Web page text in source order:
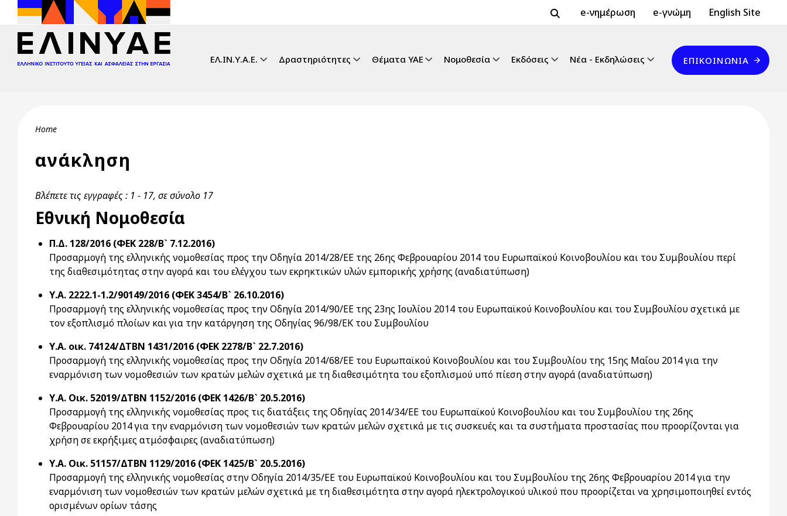
Skip to main content Header Top 2
e-νημέρωση e-γνώμη Header Top
English Site
ΕΛ.ΙΝ.Υ.Α.Ε. Δραστηριότητες Θέματα ΥΑΕ Νομοθεσία Εκδόσεις Νέα - Εκδηλώσεις
Επικοινωνία
ΕΠΙΚΟΙΝΩΝΊΑ
Breadcrumb
Home
ανάκληση
Βλέπετε τις εγγραφές : 1 - 17, σε σύνολο 17
Εθνική Νομοθεσία
Π.Δ. 128/2016 (ΦΕΚ 228/Β` 7.12.2016)
Προσαρμογή της ελληνικής νομοθεσίας προς την Οδηγία 2014/28/ΕΕ της 26ης Φεβρουαρίου 2014 του Ευρωπαϊκού Κοινοβουλίου και του Συμβουλίου περί
της διαθεσιμότητας στην αγορά και του ελέγχου των εκρηκτικών υλών εμπορικής χρήσης (αναδιατύπωση)
Υ.Α. 2222.1-1.2/90149/2016 (ΦΕΚ 3454/Β` 26.10.2016)
Προσαρμογή της ελληνικής νομοθεσίας προς την Οδηγία 2014/90/ΕΕ της 23ης Ιουλίου 2014 του Ευρωπαϊκού Κοινοβουλίου και του Συμβουλίου σχετικά με
τον εξοπλισμό πλοίων και για την κατάργηση της Οδηγίας 96/98/ΕΚ του Συμβουλίου
Υ.Α. οικ. 74124/ΔΤΒΝ 1431/2016 (ΦΕΚ 2278/Β` 22.7.2016)
Προσαρμογή της ελληνικής νομοθεσίας προς την Οδηγία 2014/68/ΕΕ του Ευρωπαϊκού Κοινοβουλίου και του Συμβουλίου της 15ης Μαΐου 2014 για την
εναρμόνιση των νομοθεσιών των κρατών μελών σχετικά με τη διαθεσιμότητα του εξοπλισμού υπό πίεση στην αγορά (αναδιατύπωση)
Υ.Α. Οικ. 52019/ΔΤΒΝ 1152/2016 (ΦΕΚ 1426/Β` 20.5.2016)
Προσαρμογή της ελληνικής νομοθεσίας προς τις διατάξεις της Οδηγίας 2014/34/ΕΕ του Ευρωπαϊκού Κοινοβουλίου και του Συμβουλίου της 26ης
Φεβρουαρίου 2014 για την εναρμόνιση των νομοθεσιών των κρατών μελών σχετικά με τις συσκευές και τα συστήματα προστασίας που προορίζονται για
χρήση σε εκρήξιμες ατμόσφαιρες (αναδιατύπωση)
Υ.Α. Οικ. 51157/ΔΤΒΝ 1129/2016 (ΦΕΚ 1425/Β` 20.5.2016)
Προσαρμογή της ελληνικής νομοθεσίας στην Οδηγία 2014/35/ΕΕ του Ευρωπαϊκού Κοινοβουλίου και του Συμβουλίου της 26ης Φεβρουαρίου 2014 για την
εναρμόνιση των νομοθεσιών των κρατών μελών σχετικά με τη διαθεσιμότητα στην αγορά ηλεκτρολογικού υλικού που προορίζεται να χρησιμοποιηθεί εντός
ορισμένων ορίων τάσης